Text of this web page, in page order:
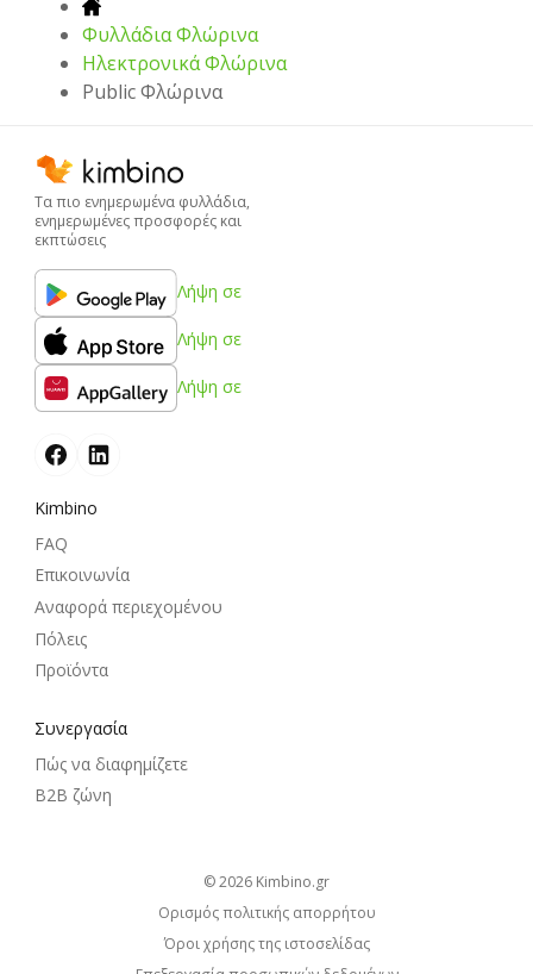
Φυλλάδια Φλώρινα
Hλεκτρονικά Φλώρινα
Public Φλώρινα
Τα πιο ενημερωμένα φυλλάδια,
ενημερωμένες προσφορές και
εκπτώσεις
Λήψη σε
Λήψη σε
Λήψη σε
Kimbino
FAQ
Επικοινωνία
Αναφορά περιεχομένου
Πόλεις
Προϊόντα
Συνεργασία
Πώς να διαφημίζετε
B2B ζώνη
© 2026
kimbino.gr
Ορισμός πολιτικής απορρήτου
Όροι χρήσης της ιστοσελίδας